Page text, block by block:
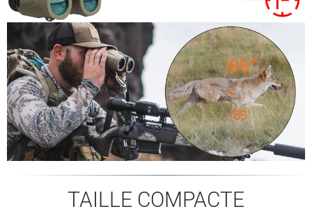
TAILLE COMPACTE